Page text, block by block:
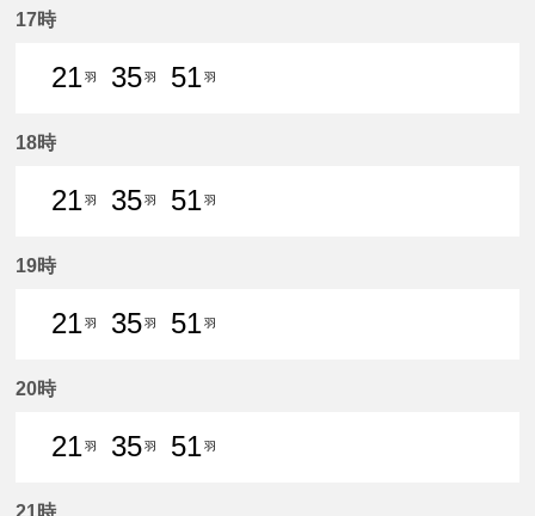
17時
21羽
35羽
51羽
18時
21羽
35羽
51羽
19時
21羽
35羽
51羽
20時
21羽
35羽
51羽
21時